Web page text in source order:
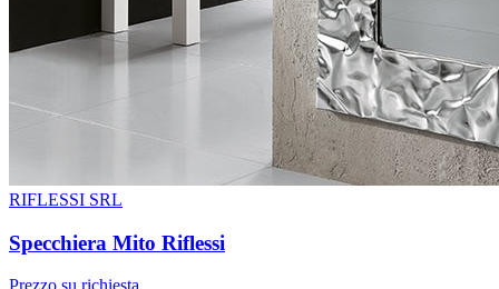
RIFLESSI SRL
Specchiera Mito Riflessi